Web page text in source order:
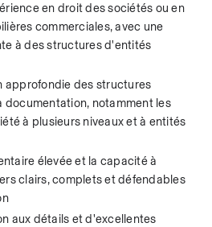
en droit des sociétés ou en
commerciales, avec une
à des structures d'entités
approfondie des structures
documentation, notamment les
à plusieurs niveaux et à entités
élevée et la capacité à
clairs, complets et défendables
aux détails et d'excellentes